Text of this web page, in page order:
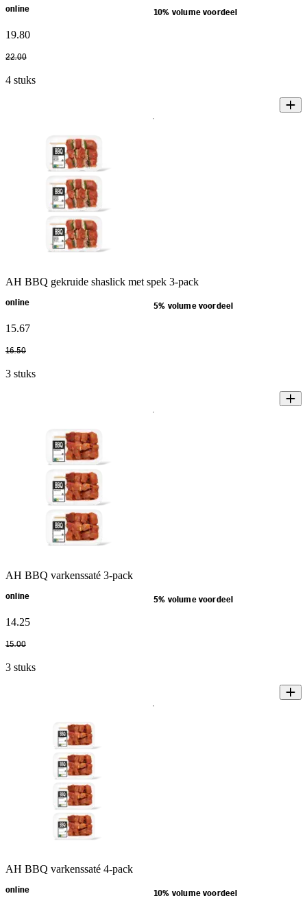
online 10% volume voordeel
19.80
22.00
4 stuks
AH BBQ gekruide shaslick met spek 3-pack
online 5% volume voordeel
15.67
16.50
3 stuks
AH BBQ varkenssaté 3-pack
online 5% volume voordeel
14.25
15.00
3 stuks
AH BBQ varkenssaté 4-pack
online 10% volume voordeel